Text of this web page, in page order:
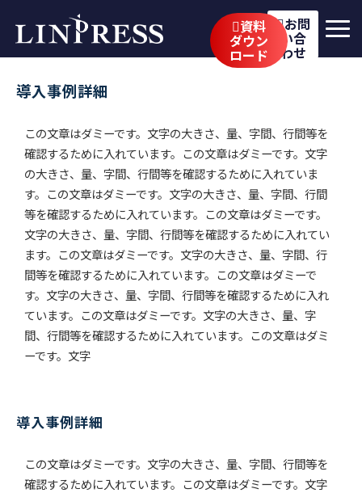
資料
ダウン
ロード
お問
い合
わせ
公開講座
イベント・セミナー
事例
ブログ
企業情報
採用情報
導入事例詳細
この文章はダミーです。文字の大きさ、量、字間、行間等を
確認するために入れています。この文章はダミーです。文字
の大きさ、量、字間、行間等を確認するために入れていま
す。この文章はダミーです。文字の大きさ、量、字間、行間
等を確認するために入れています。この文章はダミーです。
文字の大きさ、量、字間、行間等を確認するために入れてい
ます。この文章はダミーです。文字の大きさ、量、字間、行
間等を確認するために入れています。この文章はダミーで
す。文字の大きさ、量、字間、行間等を確認するために入れ
ています。この文章はダミーです。文字の大きさ、量、字
間、行間等を確認するために入れています。この文章はダミ
ーです。文字
導入事例詳細
この文章はダミーです。文字の大きさ、量、字間、行間等を
確認するために入れています。この文章はダミーです。文字